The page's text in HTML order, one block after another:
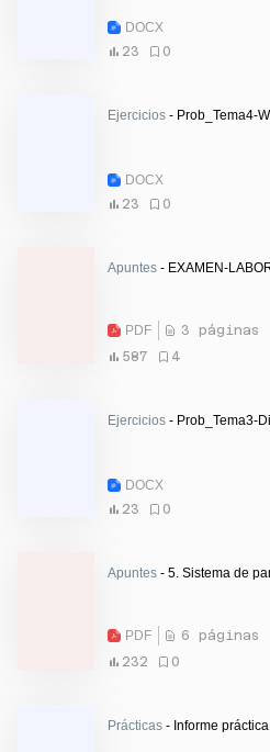
DOCX
23
0
Ejercicios - Prob_Tema4-
DOCX
23
0
Apuntes - EXAMEN-
PDF
3 páginas
587
4
Ejercicios - Prob_Tema3-
DOCX
23
0
Apuntes - 5. Sistema de
PDF
6 páginas
232
0
Prácticas - Informe